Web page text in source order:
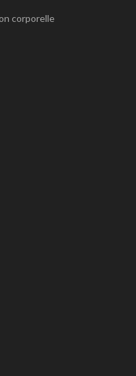
corporelle